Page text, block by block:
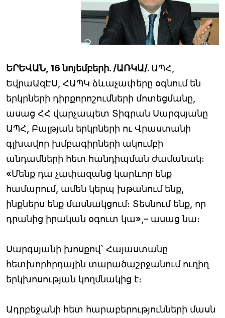
ԵՐԵՎԱՆ, 16 նոյեմբերի. /ԱՌԿԱ/. ԱՊՀ,
ԵվրաԱզԷՍ, ՀԱՊԿ ձևաչափերը օգնում են
երկրների դիրքորոշումների մոտեցմանը,
ասաց ՀՀ վարչապետ Տիգրան Սարգսյանը
ԱՊՀ, Բալթյան երկրների ու Վրաստանի
գլխավոր խմբագիրների ակումբի
անդամների հետ հանդիպման ժամանակ։
«Մենք դա չափազանց կարևոր ենք
համարում, ամեն կերպ խթանում ենք,
ինքներս ենք մասնակցում։ Տեսնում ենք, որ
դրանից իրական օգուտ կա»,– ասաց նա։
Սարգսյանի խոսքով` Հայաստանը
հետխորհրդային տարածաշրջանում ուղիղ
երկխոսության կողմնակից է։
Ադրբեջանի հետ հարաբերությունների մասն